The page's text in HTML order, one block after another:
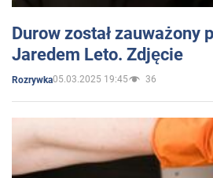
Durow został
Jaredem Leto. Zdjęcie
Rozrywka05.03.2025 19:45 36